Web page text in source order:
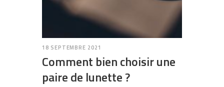
18 SEPTEMBRE 2021
Comment bien choisir une
paire de lunette ?